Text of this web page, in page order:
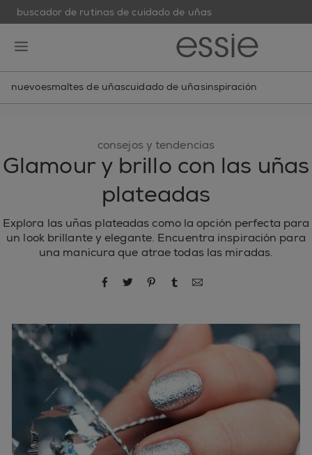
buscador de rutinas de cuidado de uñas
nuevoesmaltes de uñascuidado de uñasinspiración
consejos y tendencias
Glamour y brillo con las uñas
plateadas
Explora las uñas plateadas como la opción perfecta para
un look brillante y elegante. Encuentra inspiración para
una manicura que atrae todas las miradas.
compartir por Facebook
compartir por Twitter
compartir por Pinterest
compartir por Tumblr
compartir por